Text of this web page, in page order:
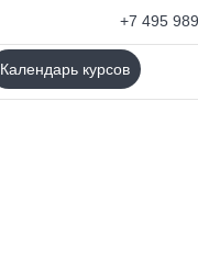
+7 495
Календарь курсов